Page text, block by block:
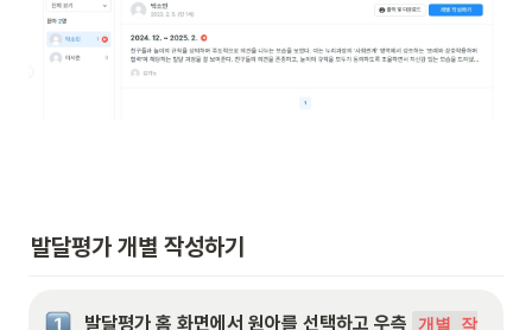
발달평가 개별 작성하기
발달평가 홈 화면에서 원아를 선택하고 우측 개별 작